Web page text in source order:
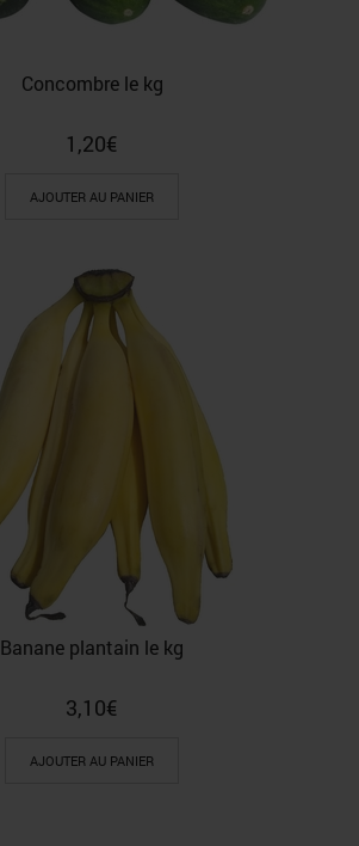
Concombre le kg
1,20€
AJOUTER AU PANIER
Banane plantain le kg
3,10€
AJOUTER AU PANIER